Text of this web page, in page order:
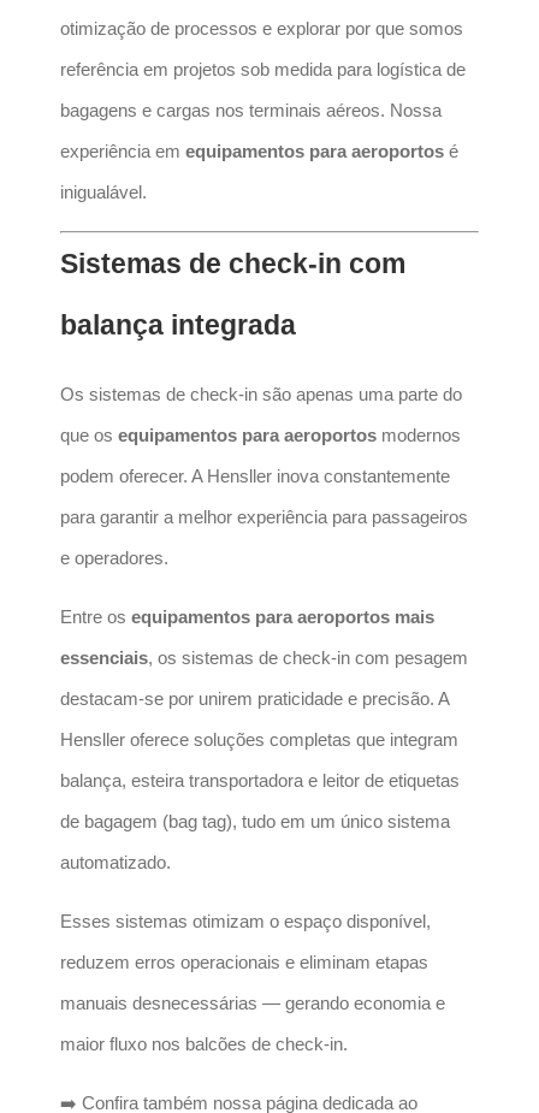
otimização de processos e explorar por que somos
referência em projetos sob medida para logística de
bagagens e cargas nos terminais aéreos. Nossa
experiência em equipamentos para aeroportos é
inigualável.
Sistemas de check-in com
balança integrada
Os sistemas de check-in são apenas uma parte do
que os equipamentos para aeroportos modernos
podem oferecer. A Hensller inova constantemente
para garantir a melhor experiência para passageiros
e operadores.
Entre os equipamentos para aeroportos mais
essenciais, os sistemas de check-in com pesagem
destacam-se por unirem praticidade e precisão. A
Hensller oferece soluções completas que integram
balança, esteira transportadora e leitor de etiquetas
de bagagem (bag tag), tudo em um único sistema
automatizado.
Esses sistemas otimizam o espaço disponível,
reduzem erros operacionais e eliminam etapas
manuais desnecessárias — gerando economia e
maior fluxo nos balcões de check-in.
➡️ Confira também nossa página dedicada ao